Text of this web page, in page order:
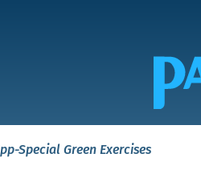
Special Green Exercises